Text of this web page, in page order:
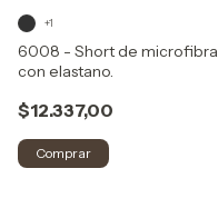
6008 - Short de microfibra
con elastano.
$12.337,00
+1
Comprar